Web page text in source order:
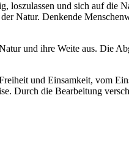
loszulassen und sich auf die
Natur. Denkende
und ihre Weite aus. Die
und Einsamkeit, vom
Durch die Bearbeitung